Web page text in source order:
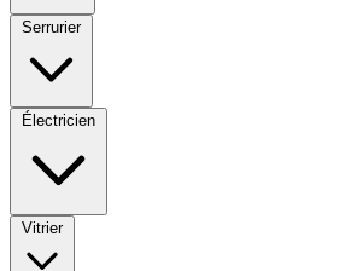
Serrurier
Électricien
Vitrier